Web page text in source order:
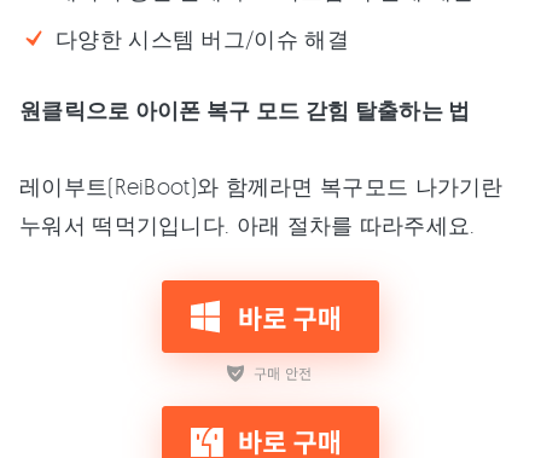
다양한 시스템 버그/이슈 해결
원클릭으로 아이폰 복구 모드 갇힘 탈출하는 법
레이부트(ReiBoot)와 함께라면 복구모드 나가기란
누워서 떡먹기입니다. 아래 절차를 따라주세요.